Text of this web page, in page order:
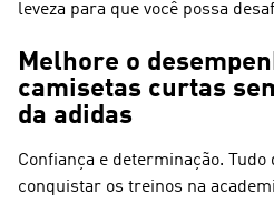
leveza para que você possa
Melhore o
camisetas curtas
da adidas
Confiança e determinação.
conquistar os treinos na